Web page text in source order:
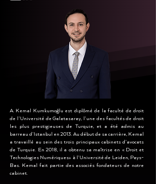
A. Kemal Kumkumoğlu est diplômé de la faculté de droit
de l'Université de Galatasaray, l'une des facultés de droit
les plus prestigieuses de Turquie, et a été admis au
barreau d'Istanbul en 2013. Au début de sa carrière, Kemal
a travaillé au sein des trois principaux cabinets d'avocats
de Turquie. En 2018, il a obtenu sa maîtrise en « Droit et
Technologies Numériques» à l'Université de Leiden, Pays-
Bas. Kemal fait partie des associés fondateurs de notre
cabinet.